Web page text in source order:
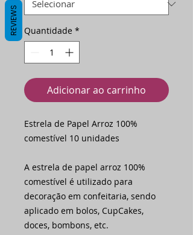
Quantidade *
Adicionar ao carrinho
Estrela de Papel Arroz 100%
comestível 10 unidades
A estrela de papel arroz 100%
comestível é utilizado para
decoração em confeitaria, sendo
aplicado em bolos, CupCakes,
doces, bombons, etc.
REVIEWS